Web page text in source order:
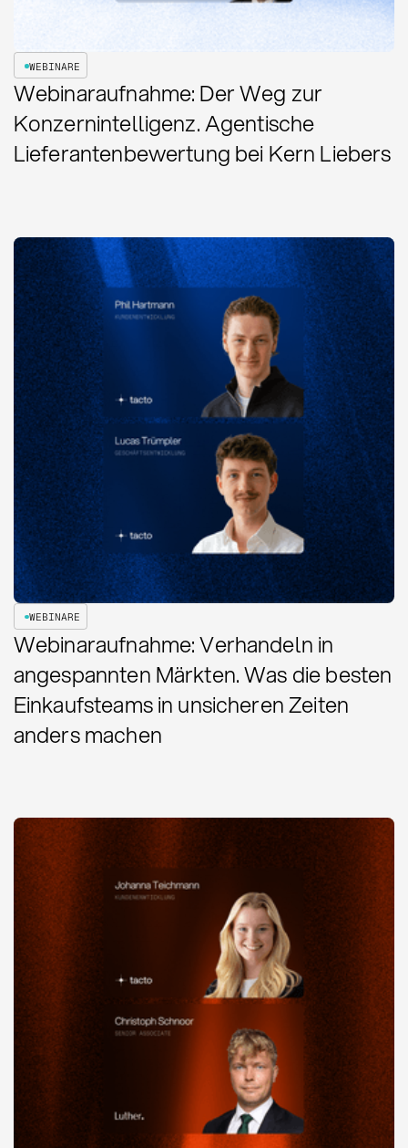
WEBINARE
Webinaraufnahme: Der Weg zur
Konzernintelligenz. Agentische
Lieferantenbewertung bei Kern Liebers
WEBINARE
Webinaraufnahme: Verhandeln in
angespannten Märkten. Was die besten
Einkaufsteams in unsicheren Zeiten
anders machen